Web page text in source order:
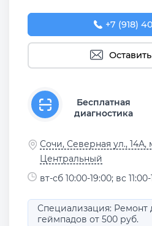
+7 (918)
+7 (918)
Бесплатная
диагностика
Сочи, Северная ул.,
Центральный
вт-сб 10:00-19:00; вс
Специализация: Ремонт
геймпадов от 500 руб.